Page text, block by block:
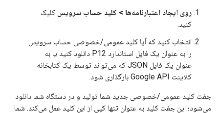
روی ایجاد اعتبارنامه‌ها > کلید حساب سرویس کلیک
کنید.
انتخاب کنید که آیا کلید عمومی/خصوصی حساب سرویس
را به عنوان یک فایل استاندارد P12 دانلود کنید یا به
عنوان یک فایل JSON که می‌تواند توسط یک کتابخانه
کلاینت Google API بارگذاری شود.
جفت کلید عمومی/خصوصی جدید شما تولید و در دستگاه شما دانلود
می‌شود؛ این جفت کلید به عنوان تنها کپی از این کلید عمل می‌کند. شما